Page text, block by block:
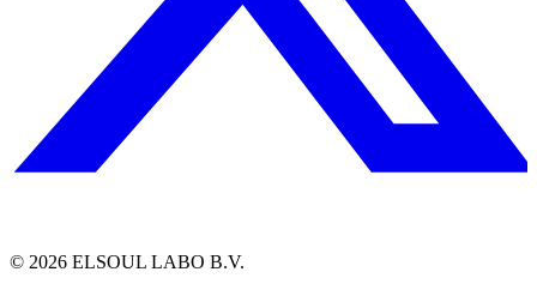
© 2026 ELSOUL LABO B.V.